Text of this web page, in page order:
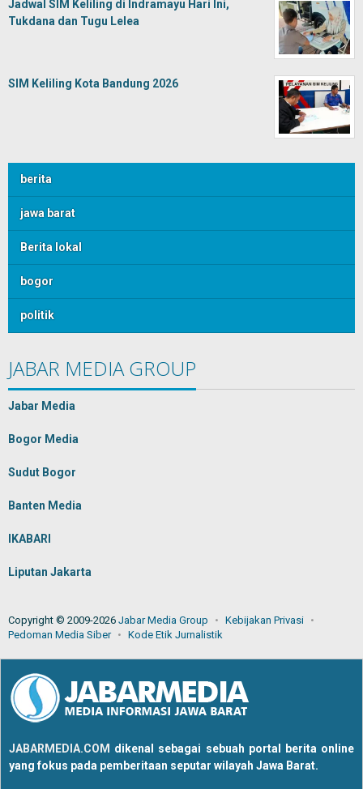
Jadwal SIM Keliling di Indramayu Hari Ini,
Tukdana dan Tugu Lelea
SIM Keliling Kota Bandung 2026
berita
jawa barat
Berita lokal
bogor
politik
JABAR MEDIA GROUP
Jabar Media
Bogor Media
Sudut Bogor
Banten Media
IKABARI
Liputan Jakarta
Copyright © 2009-2026 Jabar Media Group
Kebijakan Privasi
Pedoman Media Siber
Kode Etik Jurnalistik
JABARMEDIA.COM dikenal sebagai sebuah portal berita online
yang fokus pada pemberitaan seputar wilayah Jawa Barat.